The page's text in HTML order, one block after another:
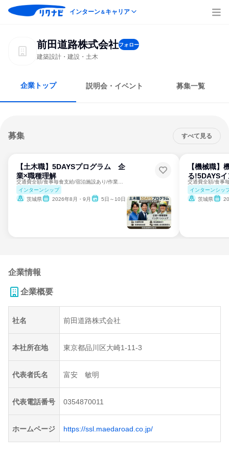
インターン＆キャリア
前田道路株式会社フォロー
建築設計・建設・土木
企業トップ 説明会・イベント 募集一覧
募集 すべて見る
【土木職】5DAYSプログラム 企
業×職種理解
インターンシップ
茨城県
2026年8月・9月 5日～10日
【機械職】
る!5DAYS
インターンシッ
茨城県
企業情報
企業概要
社名 前田道路株式会社
本社所在地 東京都品川区大崎1-11-3
代表者氏名 富安 敏明
代表電話番号 0354870011
ホームページ https://ssl.maedaroad.co.jp/